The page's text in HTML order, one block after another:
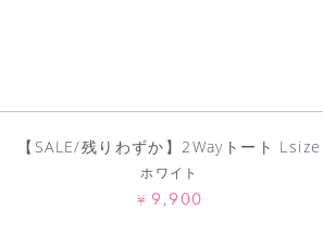
【SALE/残りわずか】2Wayトート Lsize
ホワイト
¥ 9,900